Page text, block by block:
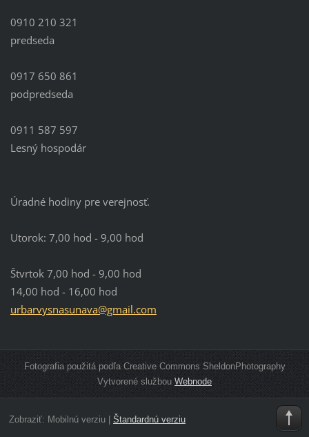
0910 210 321
predseda
0917 650 861
podpredseda
0911 587 597
Lesný hospodár
Úradné hodiny pre verejnosť.
Utorok: 7,00 hod - 9,00 hod
Štvrtok 7,00 hod - 9,00 hod
14,00 hod - 16,00 hod
urbarvysnasunava@gmail.com
Fotografia použitá podľa Creative Commons SheldonPhotography
Vytvorené službou Webnode
Zobraziť: Mobilnú verziu| Štandardnú verziu